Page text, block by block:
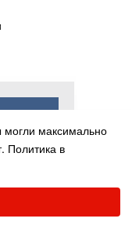
максимально
Политика в